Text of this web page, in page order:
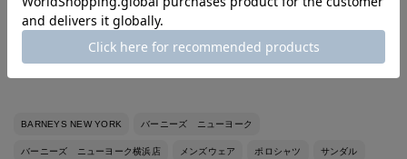
なります！
BARNEYS NEW YORK バーニーズ ニューヨーク
バーニーズ ニューヨーク横浜店 メンズウェア ポロシャツ サンダル